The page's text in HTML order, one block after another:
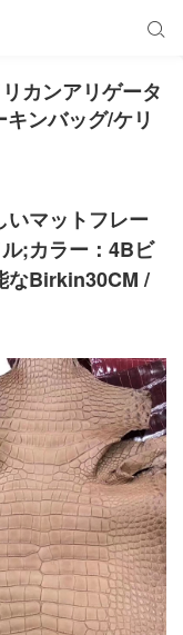

カンアリゲータ
ンバッグ/ケリ
いマットフレー
;カラー：4Bビ
なBirkin30CM /